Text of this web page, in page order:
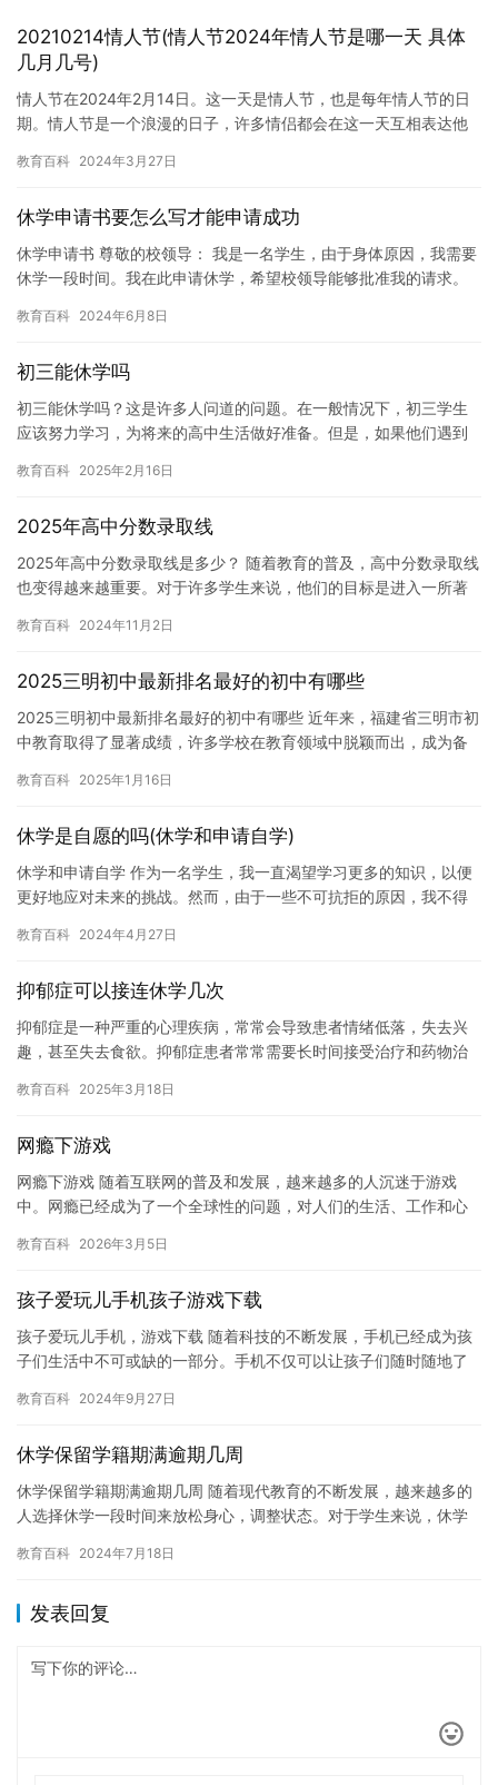
20210214情人节(情人节2024年情人节是哪一天 具体
几月几号)
情人节在2024年2月14日。这一天是情人节，也是每年情人节的日
期。情人节是一个浪漫的日子，许多情侣都会在这一天互相表达他
教育百科 2024年3月27日
休学申请书要怎么写才能申请成功
休学申请书 尊敬的校领导： 我是一名学生，由于身体原因，我需要
休学一段时间。我在此申请休学，希望校领导能够批准我的请求。
教育百科 2024年6月8日
初三能休学吗
初三能休学吗？这是许多人问道的问题。在一般情况下，初三学生
应该努力学习，为将来的高中生活做好准备。但是，如果他们遇到
休学。…
教育百科 2025年2月16日
2025年高中分数录取线
2025年高中分数录取线是多少？ 随着教育的普及，高中分数录取线
也变得越来越重要。对于许多学生来说，他们的目标是进入一所著
教育百科 2024年11月2日
2025三明初中最新排名最好的初中有哪些
2025三明初中最新排名最好的初中有哪些 近年来，福建省三明市初
中教育取得了显著成绩，许多学校在教育领域中脱颖而出，成为备
教育百科 2025年1月16日
休学是自愿的吗(休学和申请自学)
休学和申请自学 作为一名学生，我一直渴望学习更多的知识，以便
更好地应对未来的挑战。然而，由于一些不可抗拒的原因，我不得
思考…
教育百科 2024年4月27日
抑郁症可以接连休学几次
抑郁症是一种严重的心理疾病，常常会导致患者情绪低落，失去兴
趣，甚至失去食欲。抑郁症患者常常需要长时间接受治疗和药物治
次是一…
教育百科 2025年3月18日
网瘾下游戏
网瘾下游戏 随着互联网的普及和发展，越来越多的人沉迷于游戏
中。网瘾已经成为了一个全球性的问题，对人们的生活、工作和心
于游戏…
教育百科 2026年3月5日
孩子爱玩儿手机孩子游戏下载
孩子爱玩儿手机，游戏下载 随着科技的不断发展，手机已经成为孩
子们生活中不可或缺的一部分。手机不仅可以让孩子们随时随地了
游戏…
教育百科 2024年9月27日
休学保留学籍期满逾期几周
休学保留学籍期满逾期几周 随着现代教育的不断发展，越来越多的
人选择休学一段时间来放松身心，调整状态。对于学生来说，休学
生的…
教育百科 2024年7月18日
发表回复